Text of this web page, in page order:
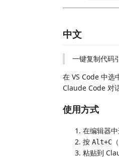
中文
一键复制代码
在 VS Code 中选
Claude Code 对
使用方式
在编辑器
按 Alt+C
粘贴到